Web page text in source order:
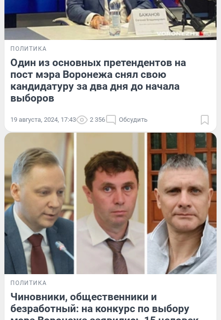
ПОЛИТИКА
Один из основных претендентов на
пост мэра Воронежа снял свою
кандидатуру за два дня до начала
выборов
19 августа, 2024, 17:43 2 356 Обсудить
ПОЛИТИКА
Чиновники, общественники и
безработный: на конкурс по выбору